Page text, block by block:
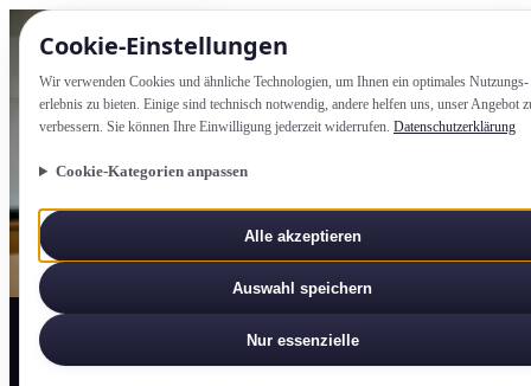
Cookie-Einstellung­en
Wir verwenden Cookies und ähnliche Technologien, um Ihnen ein optimales Nutzungs­
erlebnis zu bieten. Einige sind technisch notwendig, andere helfen uns, unser Angebot
verbessern. Sie können Ihre Einwilligung jederzeit widerrufen. Datenschutzerklärung
Cookie-Kategorien anpassen
Alle akzeptieren
Auswahl speichern
Nur essenzielle